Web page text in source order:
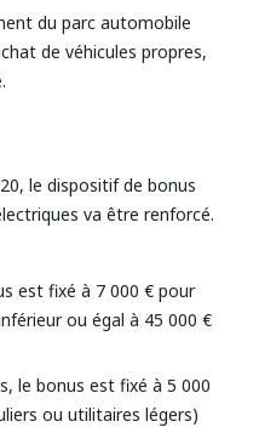
du parc automobile
de véhicules propres,
le dispositif de bonus
va être renforcé.
est fixé à 7 000 € pour
ou égal à 45 000 €
le bonus est fixé à 5 000
ou utilitaires légers)